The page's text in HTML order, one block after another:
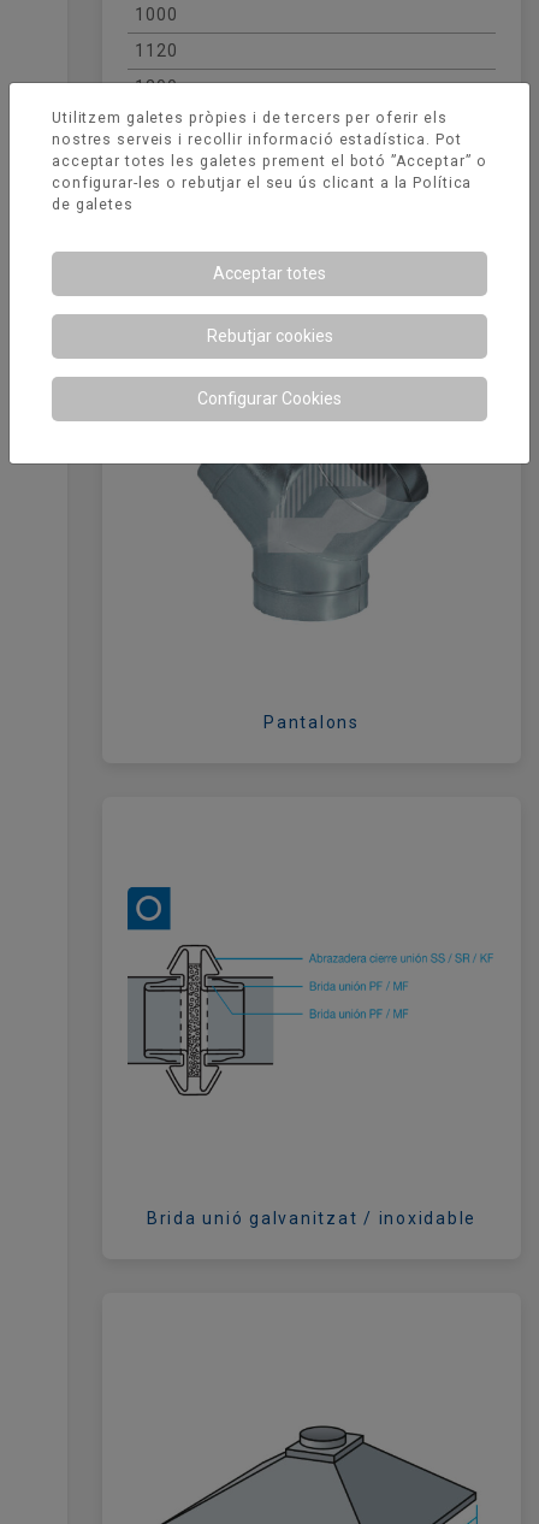
1000
1120
1200
1250
1500
Productes relacionats
Pantalons
Brida unió galvanitzat / inoxidable
Utilitzem galetes pròpies i de tercers per oferir els
nostres serveis i recollir informació estadística. Pot
acceptar totes les galetes prement el botó ”Acceptar” o
configurar-les o rebutjar el seu ús clicant a la Política
de galetes
Acceptar totes
Rebutjar cookies
Configurar Cookies